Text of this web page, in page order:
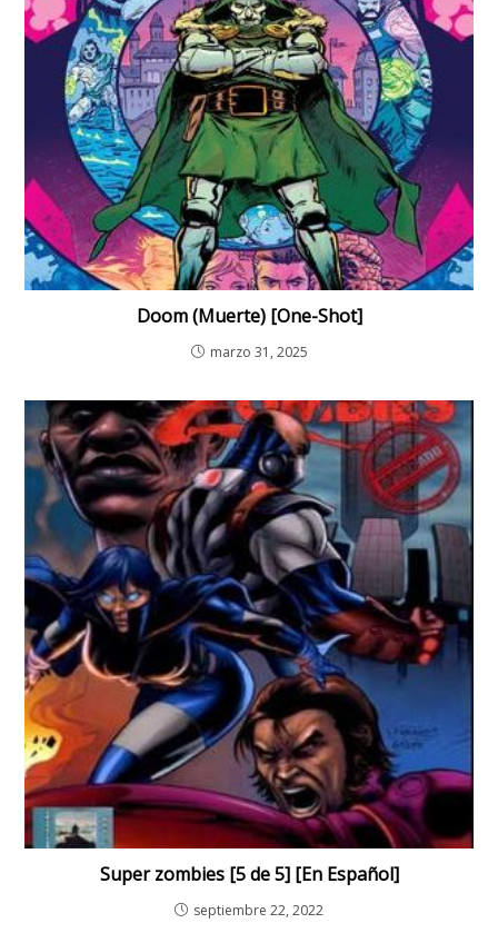
Doom (Muerte) [One-Shot]
marzo 31, 2025
Super zombies [5 de 5] [En Español]
septiembre 22, 2022